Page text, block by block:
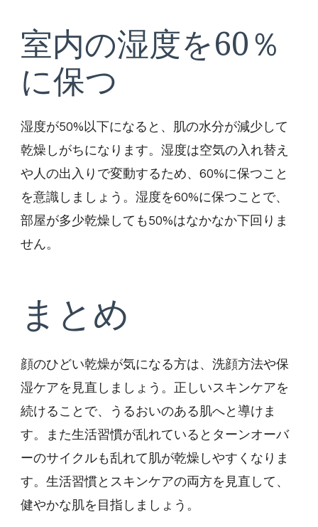
室内の湿度を60％
に保つ
湿度が50%以下になると、肌の水分が減少して
乾燥しがちになります。湿度は空気の入れ替え
や人の出入りで変動するため、60%に保つこと
を意識しましょう。湿度を60%に保つことで、
部屋が多少乾燥しても50%はなかなか下回りま
せん。
まとめ
顔のひどい乾燥が気になる方は、洗顔方法や保
湿ケアを見直しましょう。正しいスキンケアを
続けることで、うるおいのある肌へと導けま
す。また生活習慣が乱れているとターンオーバ
ーのサイクルも乱れて肌が乾燥しやすくなりま
す。生活習慣とスキンケアの両方を見直して、
健やかな肌を目指しましょう。